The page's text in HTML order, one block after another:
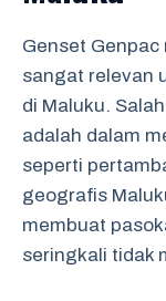
Genset
sangat relevan
di Maluku.
adalah dalam
seperti
geografis
membuat
seringkali tidak